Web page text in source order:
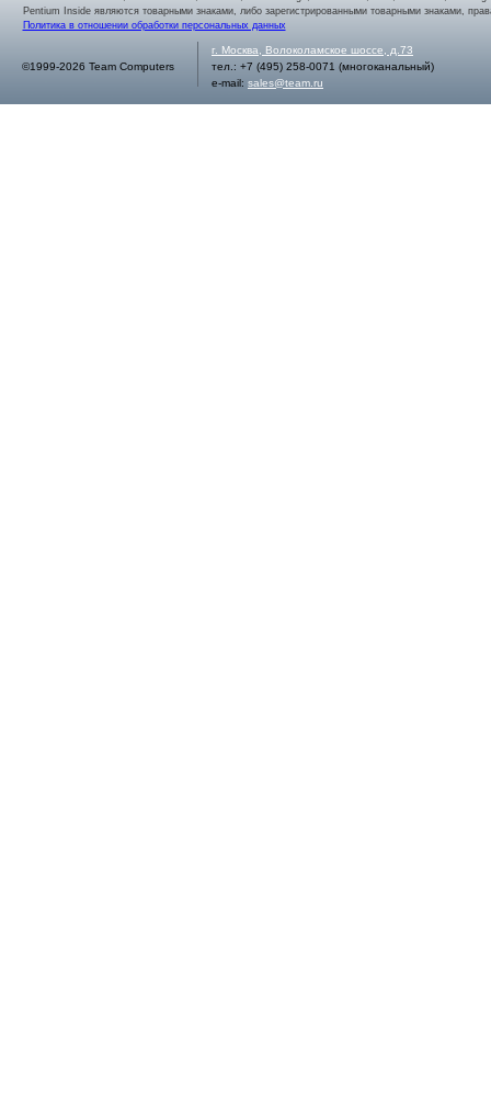
Pentium Inside являются товарными знаками, либо зарегистрированными товарными знаками,
Политика в отношении обработки персональных данных
©1999-2026 Team Computers
г. Москва
Волоколамское шоссе, д.73
тел.: +7 (495) 258-0071 (многоканальный)
e-mail: sales@team.ru